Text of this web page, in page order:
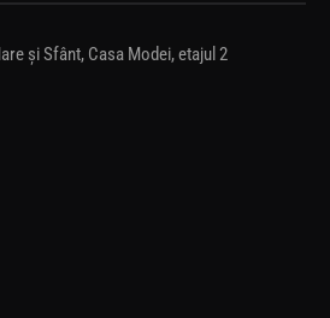
și Sfânt, Casa Modei, etajul 2